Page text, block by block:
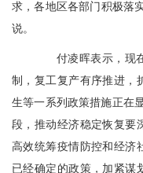
求，各地区各部门积极落
说。
付凌晖表示，现在
制，复工复产有序推进，
生等一系列政策措施正在
段，推动经济稳定恢复要
高效统筹疫情防控和经济
已经确定的政策，加紧谋